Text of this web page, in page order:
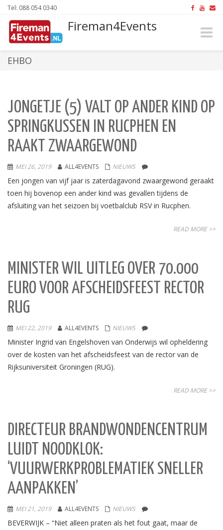
Tel: 088 054 0340
Fireman4Events
Toggle
EHBO
JONGETJE (5) VALT OP ANDER KIND OP
SPRINGKUSSEN IN RUCPHEN EN
RAAKT ZWAARGEWOND
MEI 26, 2019 ALL4EVENTS NIEUWS
Een jongen van vijf jaar is zaterdagavond zwaargewond geraakt
toen hij bovenop een ander kind was gevallen tijdens de
afsluiting van het seizoen bij voetbalclub RSV in Rucphen.
READ MORE >>
MINISTER WIL UITLEG OVER 70.000
EURO VOOR AFSCHEIDSFEEST RECTOR
RUG
MEI 22, 2019 ALL4EVENTS NIEUWS
Minister Ingrid van Engelshoven van Onderwijs wil opheldering
over de kosten van het afscheidsfeest van de rector van de
Rijksuniversiteit Groningen (RUG).
READ MORE >>
DIRECTEUR BRANDWONDENCENTRUM
LUIDT NOODKLOK:
‘VUURWERKPROBLEMATIEK SNELLER
AANPAKKEN’
MEI 21, 2019 ALL4EVENTS NIEUWS
BEVERWIJK – “Niet alleen praten als het fout gaat, maar de